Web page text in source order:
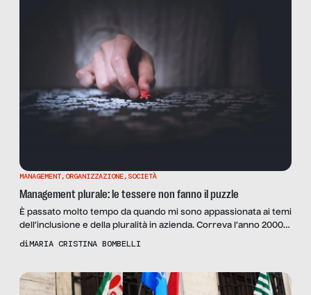
MANAGEMENT,ORGANIZZAZIONE, SOCIETÀ
Management plurale: le tessere non fanno il puzzle
È passato molto tempo da quando mi sono appassionata ai temi
dell’inclusione e della pluralità in azienda. Correva l’anno 2000 e
con alcune colleghe della scuola di management in cui lavoravo
di vetro e dintorni. […]
diMARIA CRISTINA BOMBELLI